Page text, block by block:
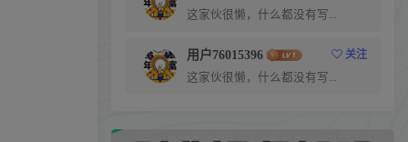
这家伙很懒，什么都没有写...
用户76015396
关注
这家伙很懒，什么都没有写...